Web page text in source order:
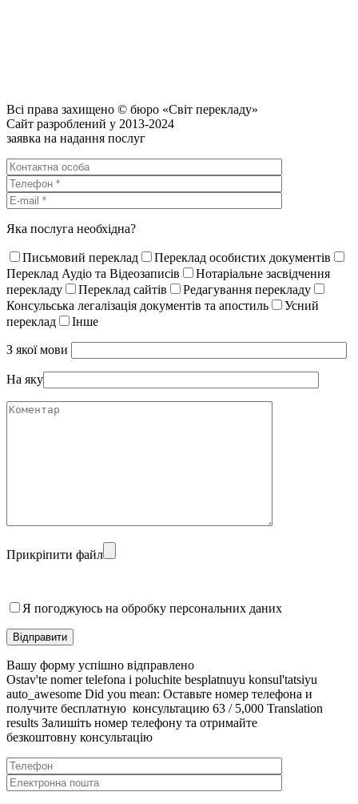
Всі права захищено © бюро «Світ перекладу»
Сайт разроблений у 2013-2024
заявка на надання послуг
Яка послуга необхідна?
Письмовий переклад
Переклад особистих документів
Переклад Аудіо та Відеозаписів
Нотаріальне засвідчення
перекладу
Переклад сайтів
Редагування перекладу
Консульська легалізація документів та апостиль
Усний
переклад
Інше
З якої мови
На яку
Прикріпити файл
Я погоджуюсь на обробку персональних даних
Відправити
Вашу форму успішно відправлено
Ostav'te nomer telefona i poluchite besplatnuyu konsul'tatsiyu
auto_awesome Did you mean: Оставьте номер телефона и
получите бесплатную консультацию 63 / 5,000 Translation
results Залишіть номер телефону та отримайте
безкоштовну консультацію